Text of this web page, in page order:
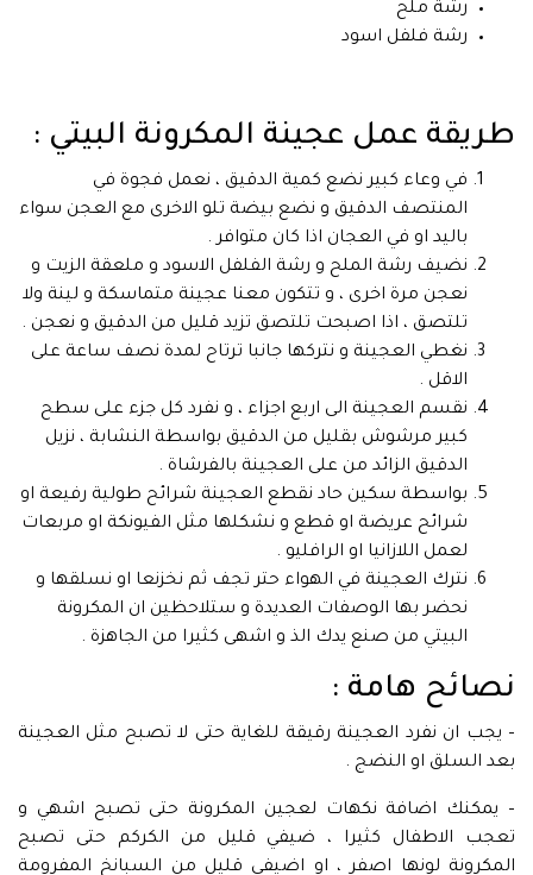
رشة ملح
رشة فلفل اسود
طريقة عمل عجينة المكرونة البيتي :
في وعاء كبير نضع كمية الدقيق ، نعمل فجوة في
المنتصف الدقيق و نضع بيضة تلو الاخرى مع العجن سواء
باليد او في العجان اذا كان متوافر .
نضيف رشة الملح و رشة الفلفل الاسود و ملعقة الزيت و
نعجن مرة اخرى ، و تتكون معنا عجينة متماسكة و لينة ولا
تلتصق ، اذا اصبحت تلتصق تزيد قليل من الدقيق و نعجن .
نغطي العجينة و نتركها جانبا ترتاح لمدة نصف ساعة على
الاقل .
نقسم العجينة الى اربع اجزاء ، و نفرد كل جزء على سطح
كبير مرشوش بقليل من الدقيق بواسطة النشابة ، نزيل
الدقيق الزائد من على العجينة بالفرشاة .
بواسطة سكين حاد نقطع العجينة شرائح طولية رفيعة او
شرائح عريضة او قطع و نشكلها مثل الفيونكة او مربعات
لعمل اللازانيا او الرافليو .
نترك العجينة في الهواء حتر تجف ثم نخزنعا او نسلقها و
نحضر بها الوصفات العديدة و ستلاحظين ان المكرونة
البيتي من صنع يدك الذ و اشهى كثيرا من الجاهزة .
نصائح هامة :
– يجب ان نفرد العجينة رقيقة للغاية حتى لا تصبح مثل العجينة
بعد السلق او النضج .
– يمكنك اضافة نكهات لعجين المكرونة حتى تصبح اشهي و
تعجب الاطفال كثيرا ، ضيفي قليل من الكركم حتى تصبح
المكرونة لونها اصفر ، او اضيفي قليل من السبانخ المفرومة